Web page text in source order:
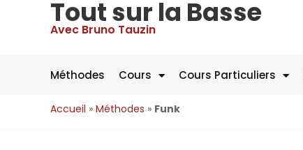
Tout sur la Basse
Avec Bruno Tauzin
Méthodes Cours Cours Particuliers
Accueil » Méthodes » Funk